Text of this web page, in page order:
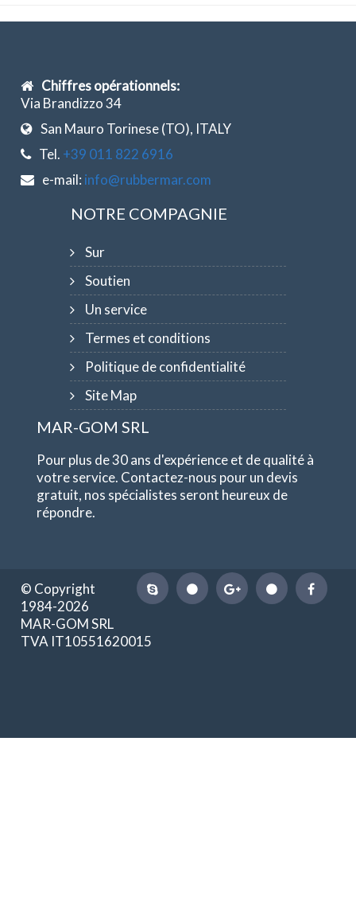
Chiffres opérationnels:
Via Brandizzo 34
San Mauro Torinese (TO), ITALY
Tel. +39 011 822 6916
e-mail: info@rubbermar.com
NOTRE COMPAGNIE
Sur
Soutien
Un service
Termes et conditions
Politique de confidentialité
Site Map
MAR-GOM SRL
Pour plus de 30 ans d'expérience et de qualité à
votre service. Contactez-nous pour un devis
gratuit, nos spécialistes seront heureux de
répondre.
© Copyright
1984-2026
MAR-GOM SRL
TVA IT10551620015